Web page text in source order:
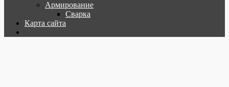
Армирование
Сварка
Карта сайта